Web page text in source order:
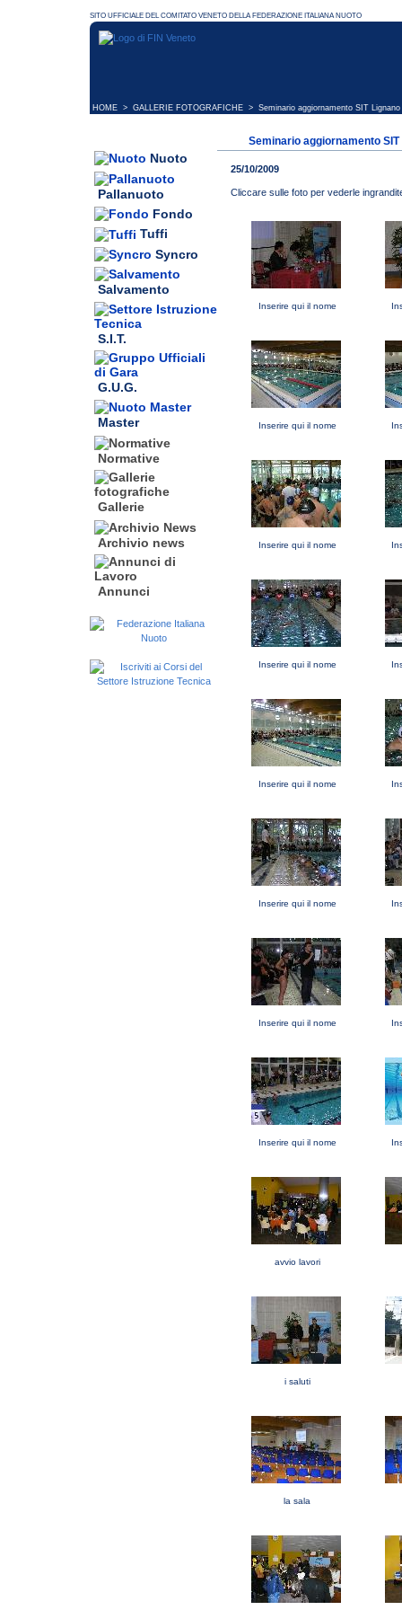
HOME > GALLERIE FOTOGRAFICHE > Seminario aggiornamento SIT Lignano
Nuoto
Pallanuoto
Fondo
Tuffi
Syncro
Salvamento
S.I.T.
G.U.G.
Master
Normative
Gallerie
Archivio news
Annunci
Seminario aggiornamento SIT
25/10/2009
Cliccare sulle foto per vederle
Inserire qui il nome
Inserire qui il nome
Inserire qui il nome
Inserire qui il nome
Inserire qui il nome
Inserire qui il nome
Inserire qui il nome
Inserire qui il nome
avvio lavori
i saluti
la sala